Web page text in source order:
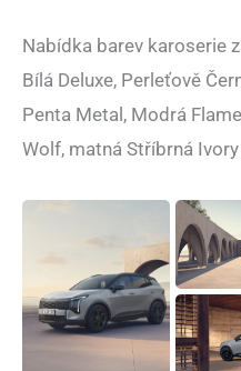
Nabídka barev karoserie
Bílá Deluxe, Perleťově
Penta Metal, Modrá
Wolf, matná Stříbrná